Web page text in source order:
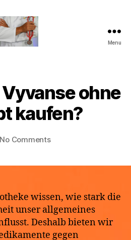
Menu
ohne
kaufen?
y
p
t
M
a
y
2
2
2
No Commentson
Rezept
kaufen?
wissen, wie stark die
unser allgemeines
Deshalb bieten wir
gegen